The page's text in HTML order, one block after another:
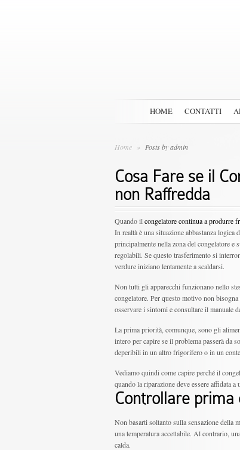
HOME CONTATTI
Home » Posts by admin
Cosa Fare se il
non Raffredda
Quando ilcongelatore continua a produrre
In realtà è una situazione abbastanza
principalmente nella zona del congelatore
regolabili. Se questo trasferimento si
verdure iniziano lentamente a scaldarsi.
Non tutti gli apparecchi funzionano nello
congelatore. Per questo motivo non
osservare i sintomi e consultare il manuale
La prima priorità, comunque, sono gli
intero per capire se il problema passerà da
deperibili in un altro frigorifero o in un
Vediamo quindi come capire perché il
quando la riparazione deve essere affidata a
Controllare
Non basarti soltanto sulla sensazione della
una temperatura accettabile. Al contrario,
calda.